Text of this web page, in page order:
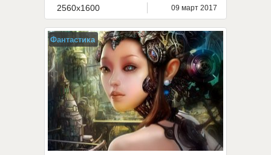
2560x1600 09 март 2017
Фантастика